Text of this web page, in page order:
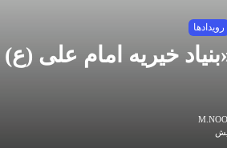
رویدادها
خیریه امام علی